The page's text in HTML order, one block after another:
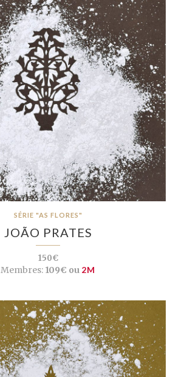
SÉRIE "AS FLORES"
JOÃO PRATES
150€
Membres: 109€ ou 2M